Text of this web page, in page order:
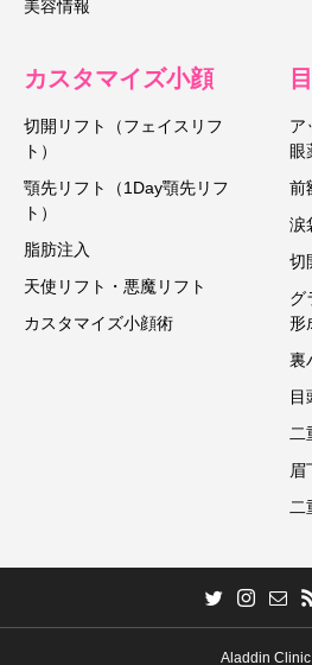
美容情報
カスタマイズ小顔
切開リフト（フェイスリフ
ト）
顎先リフト（1Day顎先リフ
ト）
脂肪注入
天使リフト・悪魔リフト
カスタマイズ小顔術
ア
眼
前
涙
切
グ
形
裏
目
二
眉
二
Aladdin Clinic